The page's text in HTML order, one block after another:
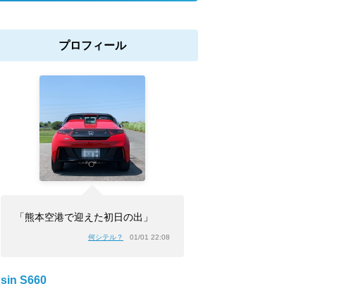
プロフィール
「熊本空港で迎えた初日の出」
何シテル？ 01/01 22:08
sin S660